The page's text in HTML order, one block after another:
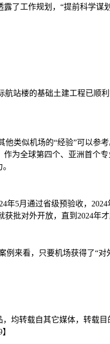
了工作规划，“提前科学
楼的基础土建工程已顺
类似机场的“经验”可以参
为全球第四个、亚洲首个
5月通过省级预验收，
批对外开放，直到2024年才
看，只要机场获得了“对
均转载自其它媒体，转载